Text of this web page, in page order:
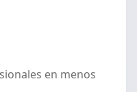
en menos